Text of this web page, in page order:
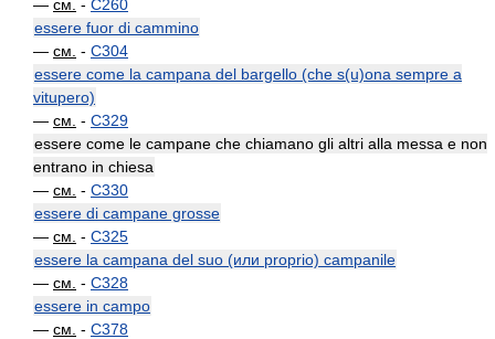
— см. - C260
essere fuor di cammino
— см. - C304
essere come la campana del bargello (che s(u)ona sempre a
vitupero)
— см. - C329
essere come le campane che chiamano gli altri alla messa e non
entrano in chiesa
— см. - C330
essere di campane grosse
— см. - C325
essere la campana del suo (или proprio) campanile
— см. - C328
essere in campo
— см. - C378